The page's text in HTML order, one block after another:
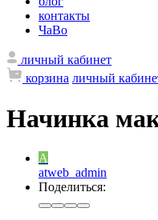
контакты
ЧаВо
личный кабинет
корзина личный
Начинка
A
atweb_admin
Поделиться: